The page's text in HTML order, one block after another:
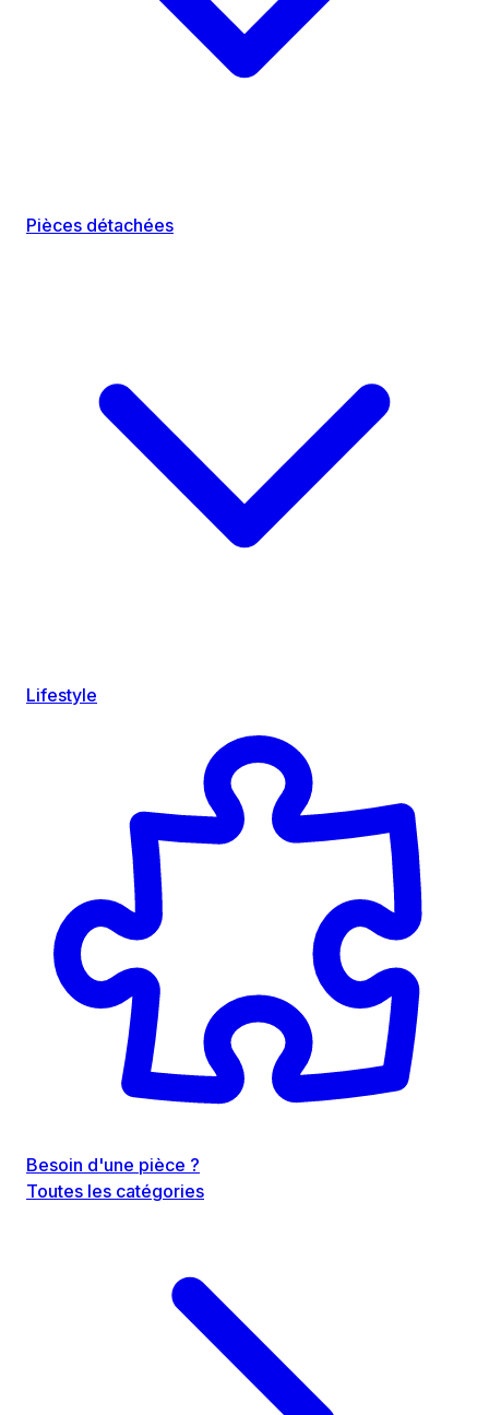
Pièces détachées
Lifestyle
Besoin d'une pièce ?
Toutes les catégories